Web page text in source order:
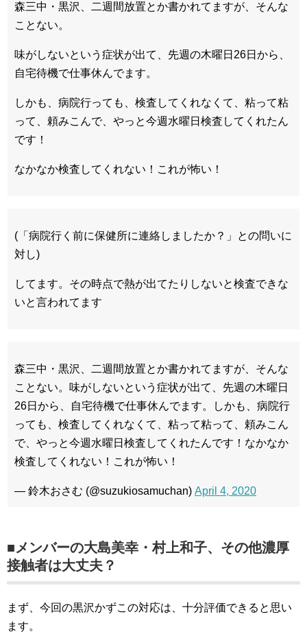
森三中・黒沢、二週間放置とか書かれてますが、そんな
ことない。
味がしないという症状が出て、先週の木曜日26日から、
自宅待機で仕事休んでます。
しかも、病院行っても、検査してくれなくて、粘って粘
って、頼みこんで、やっと今週水曜日検査してくれたん
です！
なかなか検査してくれない！これが怖い！
(「病院行く前に保健所に連絡しましたか？」との問いに
対し)
してます。その時点で熱が出てたりしないと検査できな
いと言われてます
森三中・黒沢、二週間放置とか書かれてますが、そんな
ことない。味がしないという症状が出て、先週の木曜日
26日から、自宅待機で仕事休んでます。しかも、病院行
っても、検査してくれなくて、粘って粘って、頼みこん
で、やっと今週水曜日検査してくれたんです！なかなか
検査してくれない！これが怖い！
— 鈴木おさむ (@suzukiosamuchan) April 4, 2020
■メンバーの大島美幸・村上和子、その他濃厚
接触者は大丈夫？
まず、今回の黒沢かずこの対応は、十分評価できると思い
ます。